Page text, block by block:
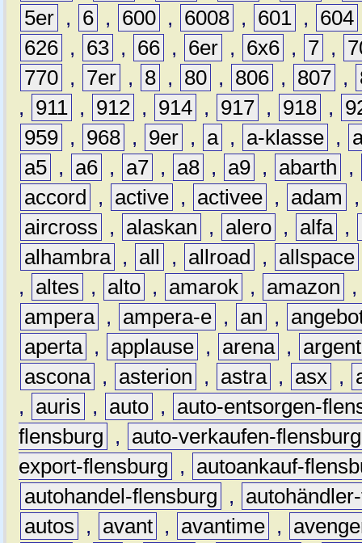
5er , 6 , 600 , 6008 , 601 , 604
626 , 63 , 66 , 6er , 6x6 , 7 ,
770 , 7er , 8 , 80 , 806 , 807 ,
,
911 , 912 , 914 , 917 , 918 ,
959 , 968 , 9er , a , a-klasse ,
a5 , a6 , a7 , a8 , a9 , abarth
,
accord
, active , activee , adam
aircross
, alaskan , alero , alfa ,
alhambra , all , allroad , allspace
,
altes , alto , amarok , amazon
ampera , ampera-e , an ,
aperta , applause , arena ,
ascona , asterion , astra , asx ,
,
auris , auto ,
auto-entsorgen-
flensburg
,
auto-verkaufen-flensburg
export-flensburg
,
autoankauf-
autohandel-flensburg
,
autos
, avant , avantime ,